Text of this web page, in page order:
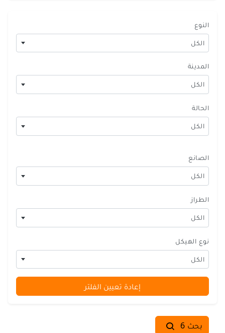
النوع
الكل
المدينة
الكل
الحالة
الكل
الصانع
الكل
الطراز
الكل
نوع الهيكل
الكل
إعادة تعيين الفلتر
بحث 6